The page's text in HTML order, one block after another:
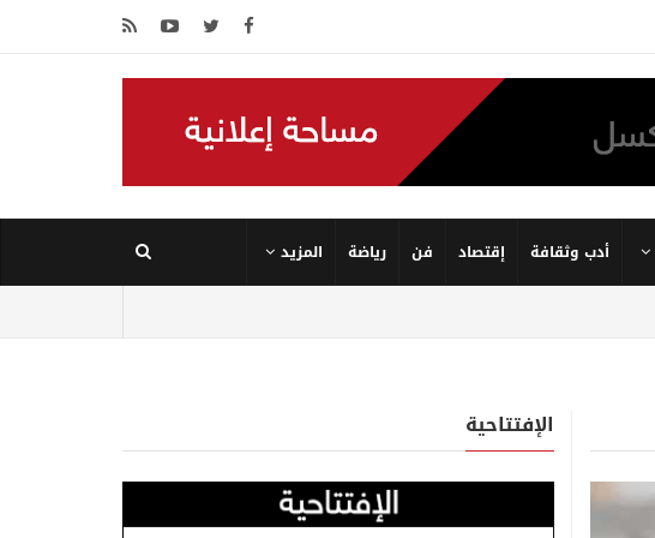
أدب وثقافة إقتصاد فن رياضة المزيد
الإفتتاحية